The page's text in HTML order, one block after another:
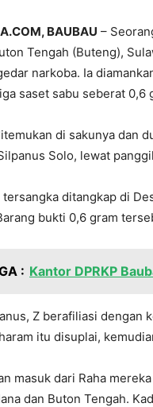
BAUBAU –
Tengah (Buteng),
narkoba. Ia
saset sabu seberat 0,6
di sakunya dan
Solo, lewat
tersangka ditangkap di
bukti 0,6 gram
: Kantor DPRKP
Z berafiliasi dengan
itu disuplai,
masuk dari Raha
dan Buton Tengah.